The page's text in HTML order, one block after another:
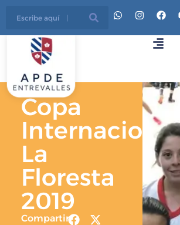
Copa
Internacional
La
Floresta
2019
Compartir